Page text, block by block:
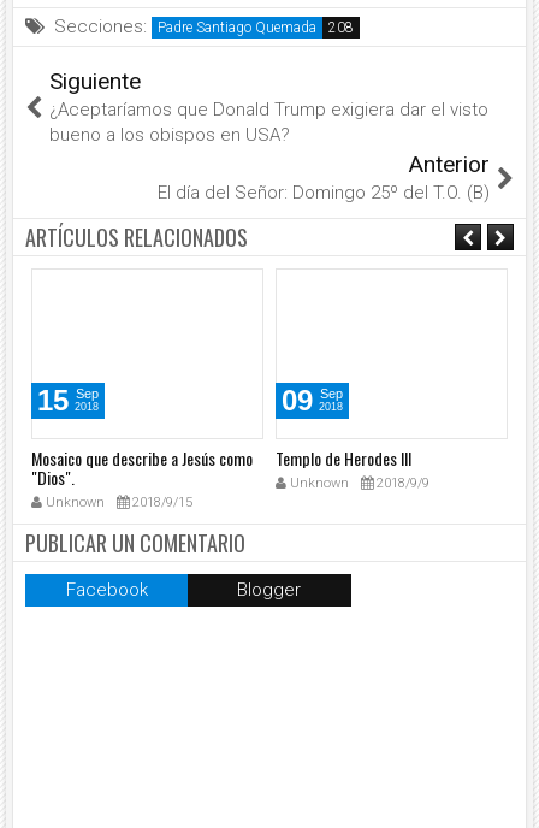
Secciones: Padre Santiago Quemada
Siguiente
¿Aceptaríamos que Donald Trump exigiera dar el visto
bueno a los obispos en USA?
Anterior
El día del Señor: Domingo 25º del T.O. (B)
ARTÍCULOS RELACIONADOS
15 Sep
2018
Mosaico que describe a Jesús como
"Dios".
Unknown 2018/9/15
09 Sep
2018
Templo de Herodes III
Unknown 2018/9/9
PUBLICAR UN COMENTARIO
Facebook Blogger